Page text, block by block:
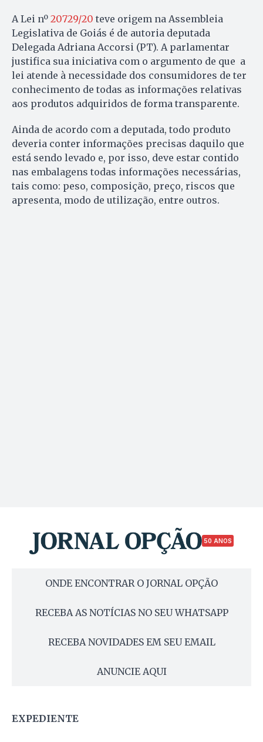
A Lei nº 20729/20 teve origem na Assembleia
Legislativa de Goiás é de autoria deputada
Delegada Adriana Accorsi (PT). A parlamentar
justifica sua iniciativa com o argumento de que a
lei atende à necessidade dos consumidores de ter
conhecimento de todas as informações relativas
aos produtos adquiridos de forma transparente.
Ainda de acordo com a deputada, todo produto
deveria conter informações precisas daquilo que
está sendo levado e, por isso, deve estar contido
nas embalagens todas informações necessárias,
tais como: peso, composição, preço, riscos que
apresenta, modo de utilização, entre outros.
50 ANOS
ONDE ENCONTRAR O JORNAL OPÇÃO
RECEBA AS NOTÍCIAS NO SEU WHATSAPP
RECEBA NOVIDADES EM SEU EMAIL
ANUNCIE AQUI
EXPEDIENTE